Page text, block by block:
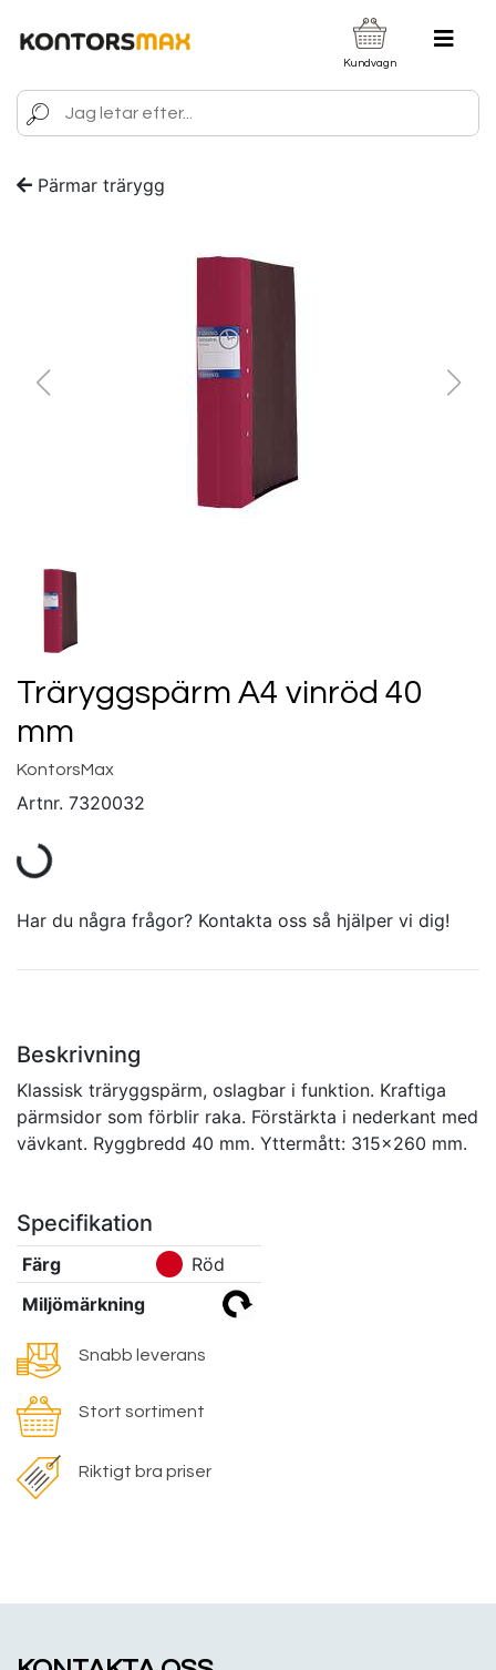
Kundvagn
Pärmar trärygg
Träryggspärm A4 vinröd 40
mm
KontorsMax
Artnr. 7320032
Har du några frågor? Kontakta oss så hjälper vi dig!
Beskrivning
Klassisk träryggspärm, oslagbar i funktion. Kraftiga
pärmsidor som förblir raka. Förstärkta i nederkant med
vävkant. Ryggbredd 40 mm. Yttermått: 315x260 mm.
Specifikation
Färg
Röd
Miljömärkning
Snabb leverans
Stort sortiment
Riktigt bra priser